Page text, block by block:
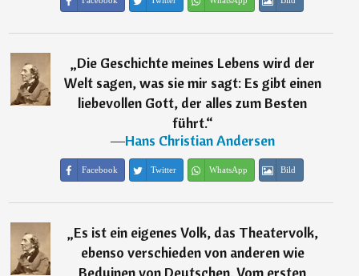
„Die Geschichte meines Lebens wird der
Welt sagen, was sie mir sagt: Es gibt einen
liebevollen Gott, der alles zum Besten
führt.“
―Hans Christian Andersen
Facebook Twitter WhatsApp Bild
„Es ist ein eigenes Volk, das Theatervolk,
ebenso verschieden von anderen wie